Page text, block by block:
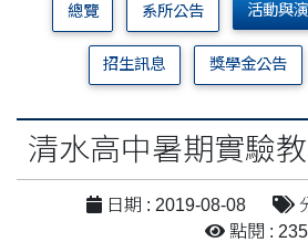
總覽 系所公告 活動與
招生訊息 獎學金公告
清水高中暑期實驗
日期 : 2019-08-08
點閱 :